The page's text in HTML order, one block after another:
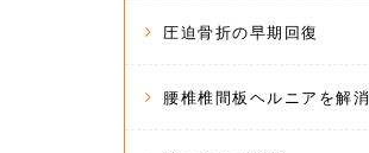
圧迫骨折の早期回復
腰椎椎間板ヘルニアを解消